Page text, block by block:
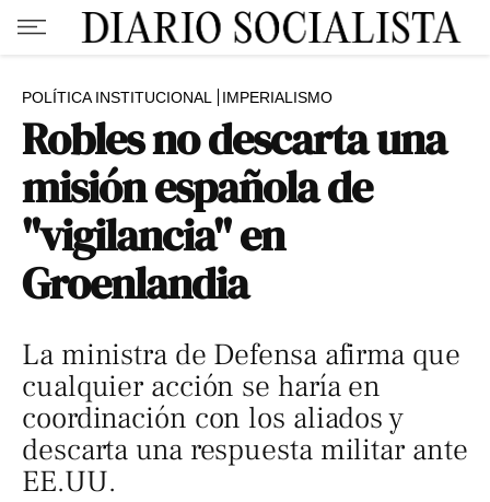
POLÍTICA INSTITUCIONAL IMPERIALISMO
Robles no descarta una
misión española de
"vigilancia" en
Groenlandia
La ministra de Defensa afirma que
cualquier acción se haría en
coordinación con los aliados y
descarta una respuesta militar ante
EE.UU.